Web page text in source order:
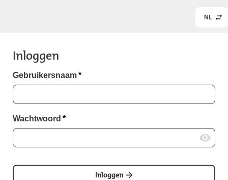
NL
Inloggen
Gebruikersnaam*
Wachtwoord *
Inloggen